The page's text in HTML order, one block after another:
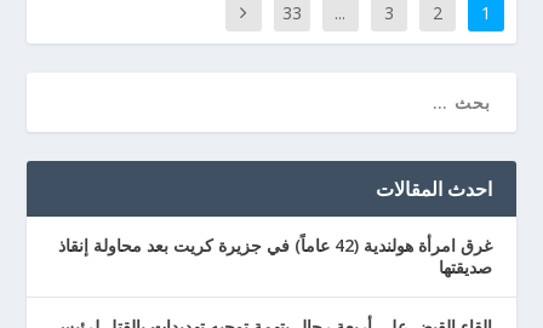
1
2
3
...
33
احدث المقالات
غرق امرأة هولندية (42 عاماً) في جزيرة كريت بعد محاولة إنقاذ
صديقتها